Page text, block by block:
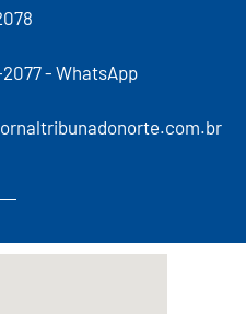
2077 - WhatsApp